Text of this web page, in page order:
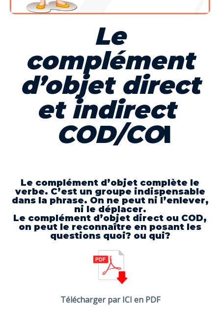
Le
complément
d’objet direct
et indirect
COD/COI
Le complément d’objet complète le
verbe. C’est un groupe indispensable
dans la phrase. On ne peut ni l’enlever,
ni le déplacer.
Le complément d’objet direct ou COD,
on peut le reconnaître en posant les
questions quoi? ou qui?
Télécharger par ICI en PDF